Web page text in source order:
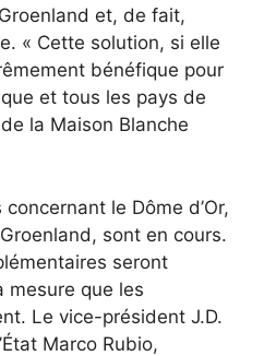
et, de fait,
« Cette solution, si elle
bénéfique pour
et tous les pays de
la Maison Blanche
le Dôme d’Or,
sont en cours.
seront
mesure que les
Le vice-président J.D.
Marco Rubio,